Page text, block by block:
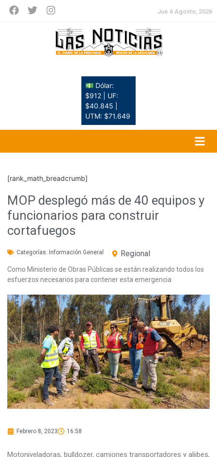
Jue 6 Agosto, 2026
💵 Dólar:
$912 | UF:
$40.845 |
UTM: $71.649
[rank_math_breadcrumb]
MOP desplegó más de 40 equipos y
funcionarios para construir
cortafuegos
Categorías: Información General Regional
Como Ministerio de Obras Públicas se están realizando todos los
esfuerzos necesarios para contener esta emergencia
Febrero 8, 2023 16:58
Motoniveladoras, bulldozer, camiones transportadores y aljibes,